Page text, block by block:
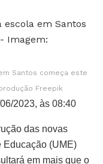
Santos começa este
Freepik
2023, às 08:40
das novas
Educação (UME)
em mais que o